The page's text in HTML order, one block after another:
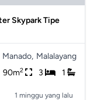
Skypark Tipe
Manado, Malalayang
90m2 3 1
1 minggu yang lalu